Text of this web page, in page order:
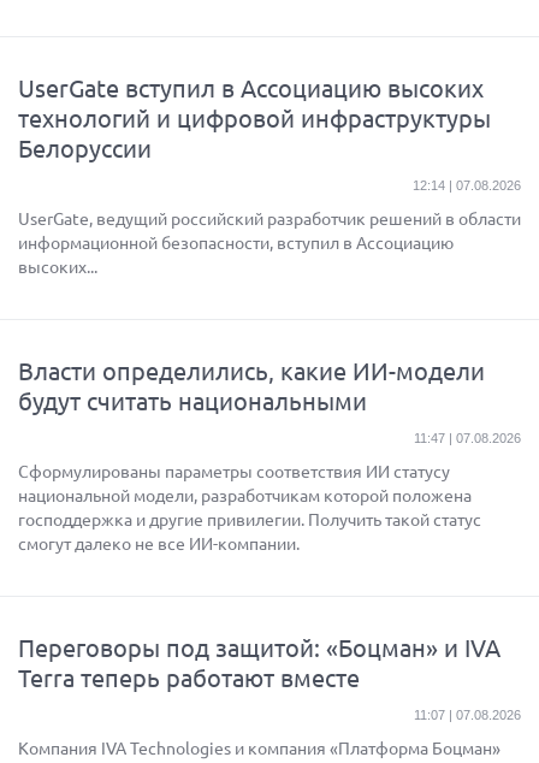
UserGate вступил в Ассоциацию высоких
технологий и цифровой инфраструктуры
Белоруссии
12:14 | 07.08.2026
UserGate, ведущий российский разработчик решений в области
информационной безопасности, вступил в Ассоциацию
высоких...
Власти определились, какие ИИ-модели
будут считать национальными
11:47 | 07.08.2026
Сформулированы параметры соответствия ИИ статусу
национальной модели, разработчикам которой положена
господдержка и другие привилегии. Получить такой статус
смогут далеко не все ИИ-компании.
Переговоры под защитой: «Боцман» и IVA
Terra теперь работают вместе
11:07 | 07.08.2026
Компания IVA Technologies и компания «Платформа Боцман»